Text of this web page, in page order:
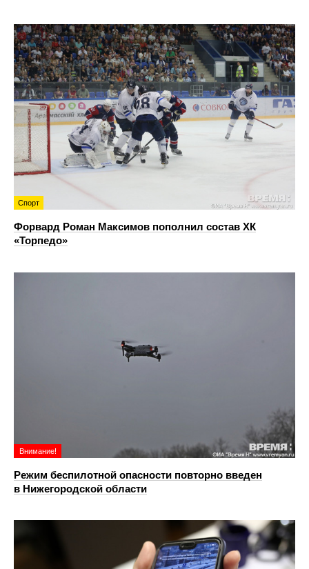
Спорт
Форвард Роман Максимов пополнил состав ХК
«Торпедо»
Внимание!
Режим беспилотной опасности повторно введен
в Нижегородской области